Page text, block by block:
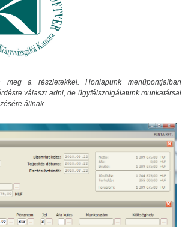
meg a részletekkel. Honlapunk menüpontjaiban
választ adni, de ügyfélszolgálatunk munkatársai
állnak.